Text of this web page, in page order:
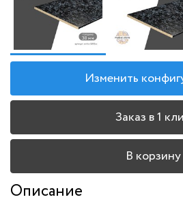
Изменить
Заказ в 1
В корзину
Описание